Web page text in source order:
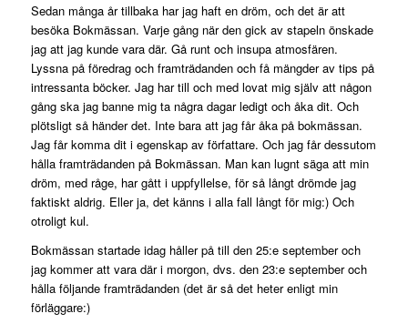
Sedan många år tillbaka har jag haft en dröm, och det är att
besöka Bokmässan. Varje gång när den gick av stapeln önskade
jag att jag kunde vara där. Gå runt och insupa atmosfären.
Lyssna på föredrag och framträdanden och få mängder av tips på
intressanta böcker. Jag har till och med lovat mig själv att någon
gång ska jag banne mig ta några dagar ledigt och åka dit. Och
plötsligt så händer det. Inte bara att jag får åka på bokmässan.
Jag får komma dit i egenskap av författare. Och jag får dessutom
hålla framträdanden på Bokmässan. Man kan lugnt säga att min
dröm, med råge, har gått i uppfyllelse, för så långt drömde jag
faktiskt aldrig. Eller ja, det känns i alla fall långt för mig:) Och
otroligt kul.
Bokmässan startade idag håller på till den 25:e september och
jag kommer att vara där i morgon, dvs. den 23:e september och
hålla följande framträdanden (det är så det heter enligt min
förläggare:)